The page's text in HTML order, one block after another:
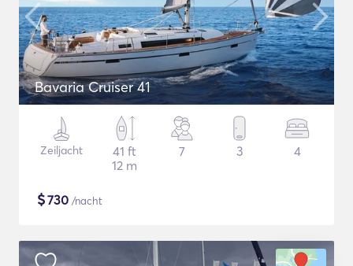
Bavaria Cruiser 41
Zeiljacht
41 ft
12 m
7 3 4
$730 /nacht